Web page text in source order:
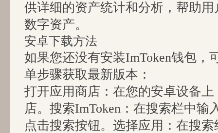
供详细的资产统计和分析，帮助
数字资产。
安卓下载方法
如果您还没有安装ImToken钱包，
单步骤获取最新版本：
打开应用商店：在您的安卓设备上
店。搜索ImToken：在搜索栏中输
点击搜索按钮。选择应用：在搜索